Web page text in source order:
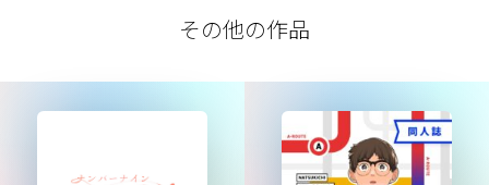
その他の作品